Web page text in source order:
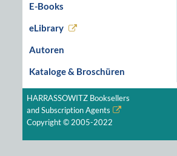
E-Books
eLibrary
Autoren
Kataloge & Broschüren
HARRASSOWITZ Booksellers
and Subscription Agents
Copyright © 2005-2022